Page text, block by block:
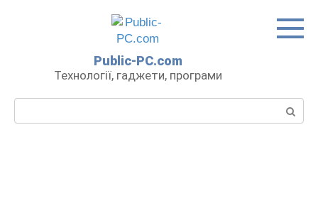
Public-PC.com
Технології, гаджети, програми